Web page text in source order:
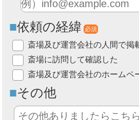
依頼の経緯 必須
斎場及び運営会社の人間で掲
斎場に訪問して確認した
斎場及び運営会社のホームペ
その他